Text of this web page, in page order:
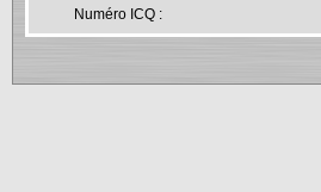
Numéro ICQ :